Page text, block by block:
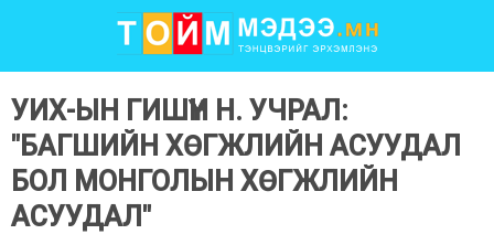
УИХ-ЫН ГИШҮҮН Н. УЧРАЛ:
"БАГШИЙН ХӨГЖЛИЙН АСУУДАЛ
БОЛ МОНГОЛЫН ХӨГЖЛИЙН
АСУУДАЛ"